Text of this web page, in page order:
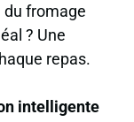
fromage
? Une
repas.
intelligente